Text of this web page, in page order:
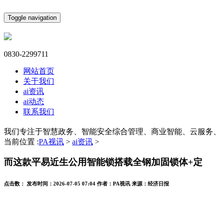
Toggle navigation
0830-2299711
网站首页
关于我们
ai资讯
ai动态
联系我们
我们专注于智慧政务、智能安全综合管理、商业智能、云服务
当前位置 :PA视讯 > ai资讯 >
而这款平易近生公用智能锁搭载全钢加固锁体+定
点击数： 发布时间： 2026-07-05 07:04 作者： PA视讯 来源： 经济日报